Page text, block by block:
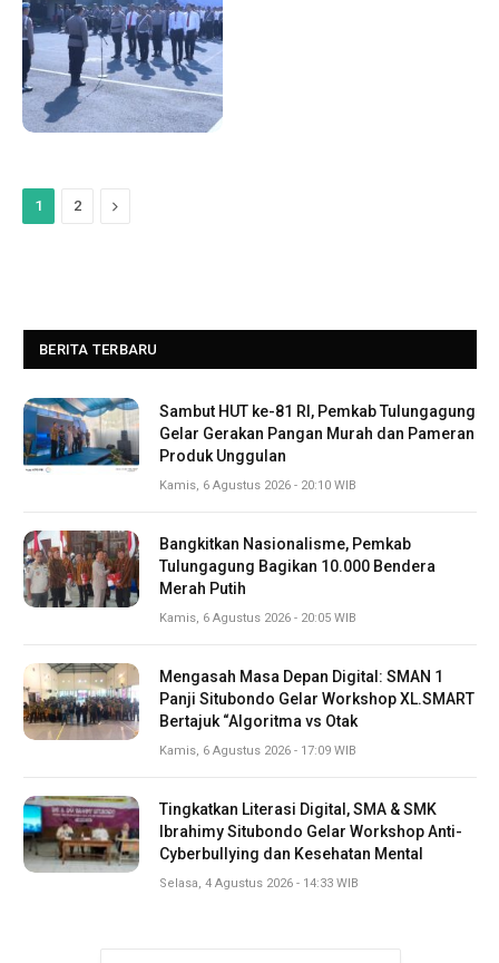
1 2 Next
BERITA TERBARU
Sambut HUT ke-81 RI, Pemkab Tulungagung
Gelar Gerakan Pangan Murah dan Pameran
Produk Unggulan
Kamis, 6 Agustus 2026 - 20:10 WIB
Bangkitkan Nasionalisme, Pemkab
Tulungagung Bagikan 10.000 Bendera
Merah Putih
Kamis, 6 Agustus 2026 - 20:05 WIB
Mengasah Masa Depan Digital: SMAN 1
Panji Situbondo Gelar Workshop XL.SMART
Bertajuk “Algoritma vs Otak
Kamis, 6 Agustus 2026 - 17:09 WIB
Tingkatkan Literasi Digital, SMA & SMK
Ibrahimy Situbondo Gelar Workshop Anti-
Cyberbullying dan Kesehatan Mental
Selasa, 4 Agustus 2026 - 14:33 WIB